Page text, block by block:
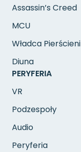
Assassin’s Creed
MCU
Władca Pierścieni
Diuna
PERYFERIA
VR
Podzespoły
Audio
Peryferia